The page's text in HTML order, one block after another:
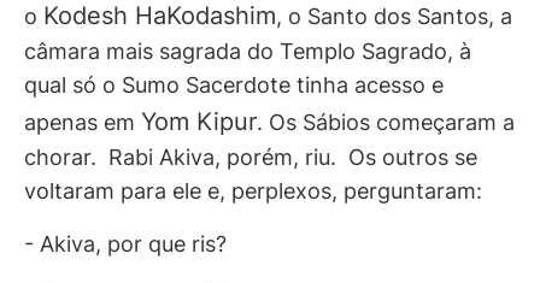
o Kodesh HaKodashim, o Santo dos Santos, a
câmara mais sagrada do Templo Sagrado, à
qual só o Sumo Sacerdote tinha acesso e
apenas em Yom Kipur. Os Sábios começaram a
chorar. Rabi Akiva, porém, riu. Os outros se
voltaram para ele e, perplexos, perguntaram:
- Akiva, por que ris?